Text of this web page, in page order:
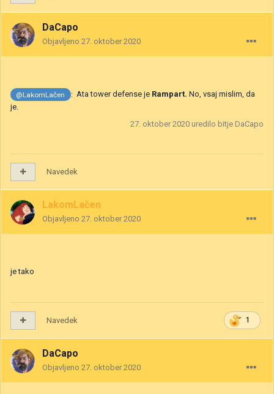
DaCapo
Objavljeno 27. oktober 2020
@LakomLačen : Ata tower defense jeRampart. No, vsaj mislim, da
je.
27. oktober 2020 uredilo bitje DaCapo
Navedek
LakomLačen
Objavljeno 27. oktober 2020
je tako
1
Navedek
DaCapo
Objavljeno 27. oktober 2020